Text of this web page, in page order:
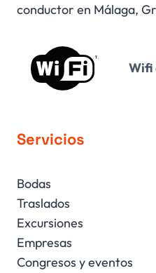
conductor en Málaga,
Wifi
Servicios
Bodas
Traslados
Excursiones
Empresas
Congresos y eventos